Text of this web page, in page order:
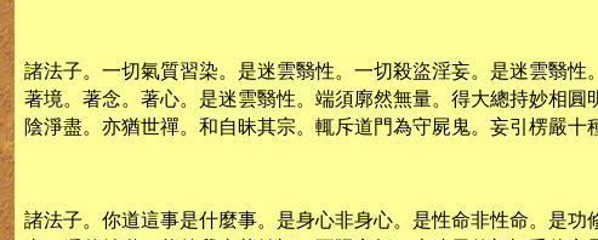
諸法子。一切氣質習染。是迷雲翳性。一切殺盜淫妄。是迷雲翳
著境。著念。著心。是迷雲翳性。端須廓然無量。得大總持妙相
陰淨盡。亦猶世禪。和自昧其宗。輒斥道門為守屍鬼。妄引楞嚴
諸法子。你道這事是什麼事。是身心非身心。是性命非性命。是